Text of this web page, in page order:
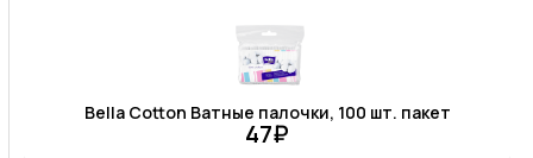
Bella Cotton Ватные палочки, 100 шт. пакет
47₽